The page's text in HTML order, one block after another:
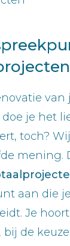
van
doe je het
toch?
mening.
aan die
Je
de